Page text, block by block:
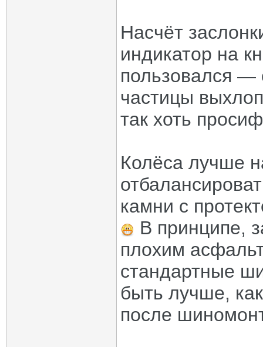
Насчёт
индикатор на
пользовался —
частицы
так хоть
Колёса лучше
камни с
В принципе,
плохим
стандартные
быть лучше,
после